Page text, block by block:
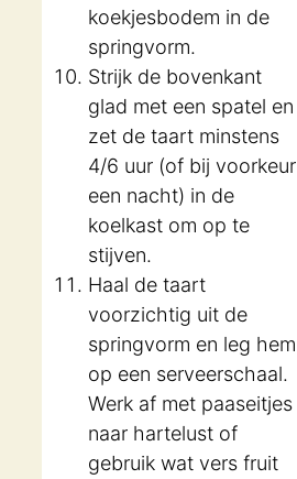
koekjesbodem in de
springvorm.
Strijk de bovenkant
glad met een spatel en
zet de taart minstens
4/6 uur (of bij voorkeur
een nacht) in de
koelkast om op te
stijven.
Haal de taart
voorzichtig uit de
springvorm en leg hem
op een serveerschaal.
Werk af met paaseitjes
naar hartelust of
gebruik wat vers fruit